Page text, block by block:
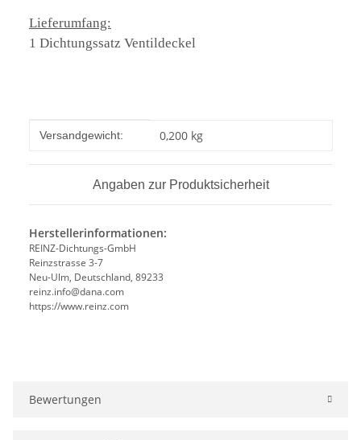
Lieferumfang:
1 Dichtungssatz Ventildeckel
Produkteigenschaft
Wert
Versandgewicht: 0,200 kg
Angaben zur Produktsicherheit
Herstellerinformationen:
REINZ-Dichtungs-GmbH
Reinzstrasse 3-7
Neu-Ulm, Deutschland, 89233
reinz.info@dana.com
https://www.reinz.com
Bewertungen